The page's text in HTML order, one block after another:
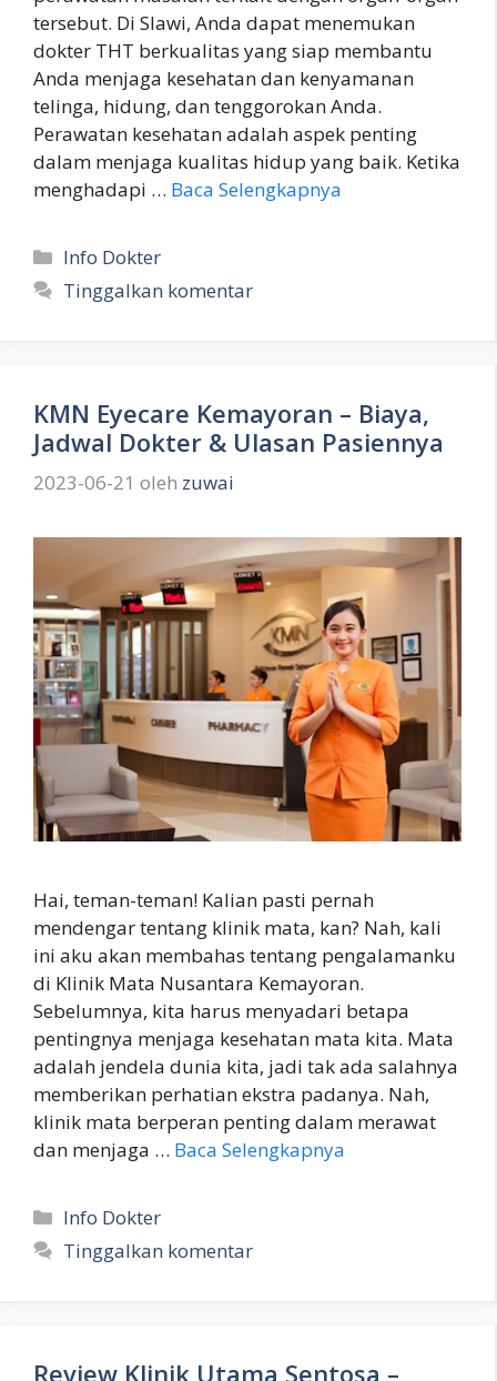
tersebut. Di Slawi, Anda dapat menemukan
dokter THT berkualitas yang siap membantu
Anda menjaga kesehatan dan kenyamanan
telinga, hidung, dan tenggorokan Anda.
Perawatan kesehatan adalah aspek penting
dalam menjaga kualitas hidup yang baik. Ketika
menghadapi … Baca Selengkapnya
Kategori
Info Dokter
Tinggalkan komentar
KMN Eyecare Kemayoran – Biaya,
Jadwal Dokter & Ulasan Pasiennya
2023-06-21 oleh zuwai
Hai, teman-teman! Kalian pasti pernah
mendengar tentang klinik mata, kan? Nah, kali
ini aku akan membahas tentang pengalamanku
di Klinik Mata Nusantara Kemayoran.
Sebelumnya, kita harus menyadari betapa
pentingnya menjaga kesehatan mata kita. Mata
adalah jendela dunia kita, jadi tak ada salahnya
memberikan perhatian ekstra padanya. Nah,
klinik mata berperan penting dalam merawat
dan menjaga … Baca Selengkapnya
Kategori
Info Dokter
Tinggalkan komentar
Review Klinik Utama Sentosa –